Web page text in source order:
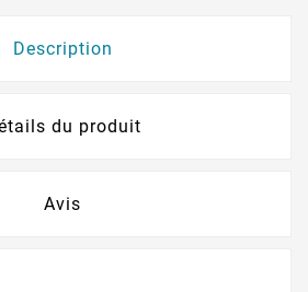
Description
du produit
Avis